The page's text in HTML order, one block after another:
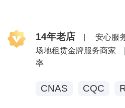
14年老店 安心服
场地租赁金牌服务商家
率
CNAS CQC